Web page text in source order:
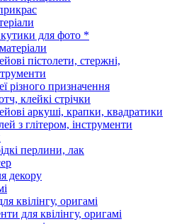
для фото *
пістолети, стержні,
різного призначення
клейкі стрічки
аркуші, крапки, квадратики
з глітером, інструменти
перлини, лак
декору
квілінгу, оригамі
для квілінгу, оригамі